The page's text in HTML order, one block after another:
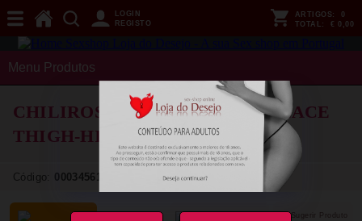
LOGIN
REGISTO
ARTIGOS:
0
TOTAL: € 0,00
Menu Produtos
CHILIROSE CR 4884 FUCHSIA LACE
THIGH-HIGH STOCKINGS
S/L
Código: 00034561